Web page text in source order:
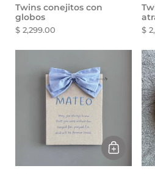
Twins conejitos con
globos
$ 2,299.00 $